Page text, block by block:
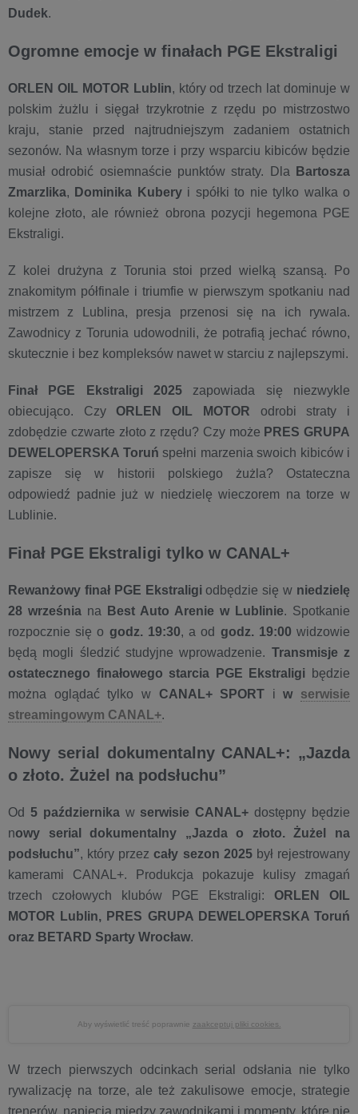
Dudek.
Ogromne emocje w finałach PGE Ekstraligi
ORLEN OIL MOTOR Lublin, który od trzech lat dominuje w
polskim żużlu i sięgał trzykrotnie z rzędu po mistrzostwo
kraju, stanie przed najtrudniejszym zadaniem ostatnich
sezonów. Na własnym torze i przy wsparciu kibiców będzie
musiał odrobić osiemnaście punktów straty. Dla
Bartosza
Zmarzlika, Dominika Kuberyi spółki to nie tylko walka o
kolejne złoto, ale również obrona pozycji hegemona PGE
Ekstraligi.
Z kolei drużyna z Torunia stoi przed wielką szansą. Po
znakomitym półfinale i triumfie w pierwszym spotkaniu nad
mistrzem z Lublina, presja przenosi się na ich rywala.
Zawodnicy z Torunia udowodnili, że potrafią jechać równo,
skutecznie i bez kompleksów nawet w starciu z najlepszymi.
Finał PGE Ekstraligi 2025 zapowiada się niezwykle
obiecująco. CzyORLEN OIL MOTOR odrobi straty i
zdobędzie czwarte złoto z rzędu? Czy może PRES GRUPA
DEWELOPERSKA Toruń spełni marzenia swoich kibiców i
zapisze się w historii polskiego żużla? Ostateczna
odpowiedź padnie już w niedzielę wieczorem na torze w
Lublinie.
Finał PGE Ekstraligi tylko w CANAL+
Rewanżowy finał PGE Ekstraligiodbędzie się w niedzielę
28 września na Best Auto Arenie w Lublinie. Spotkanie
rozpocznie się o godz. 19:30, a od godz. 19:00 widzowie
będą mogli śledzić studyjne wprowadzenie. Transmisje z
ostatecznego finałowego starcia PGE Ekstraligi będzie
można oglądać tylko w CANAL+ SPORT iw serwisie
streamingowym CANAL+.
Nowy serial dokumentalny CANAL+: „Jazda
o złoto. Żużel na podsłuchu”
Od 5 październikaw serwisie CANAL+ dostępny będzie
nowy serial dokumentalny „Jazda o złoto. Żużel na
podsłuchu”, który przezcały sezon 2025 był rejestrowany
kamerami CANAL+. Produkcja pokazuje kulisy zmagań
trzech czołowych klubów PGE Ekstraligi: ORLEN OIL
MOTOR Lublin, PRES GRUPA DEWELOPERSKA Toruń
oraz BETARD Sparty Wrocław.
Aby wyświetlić treść poprawnie zaakceptuj pliki cookies.
W trzech pierwszych odcinkach serial odsłania nie tylko
rywalizację na torze, ale też zakulisowe emocje, strategie
trenerów, napięcia między zawodnikami i momenty, które nie